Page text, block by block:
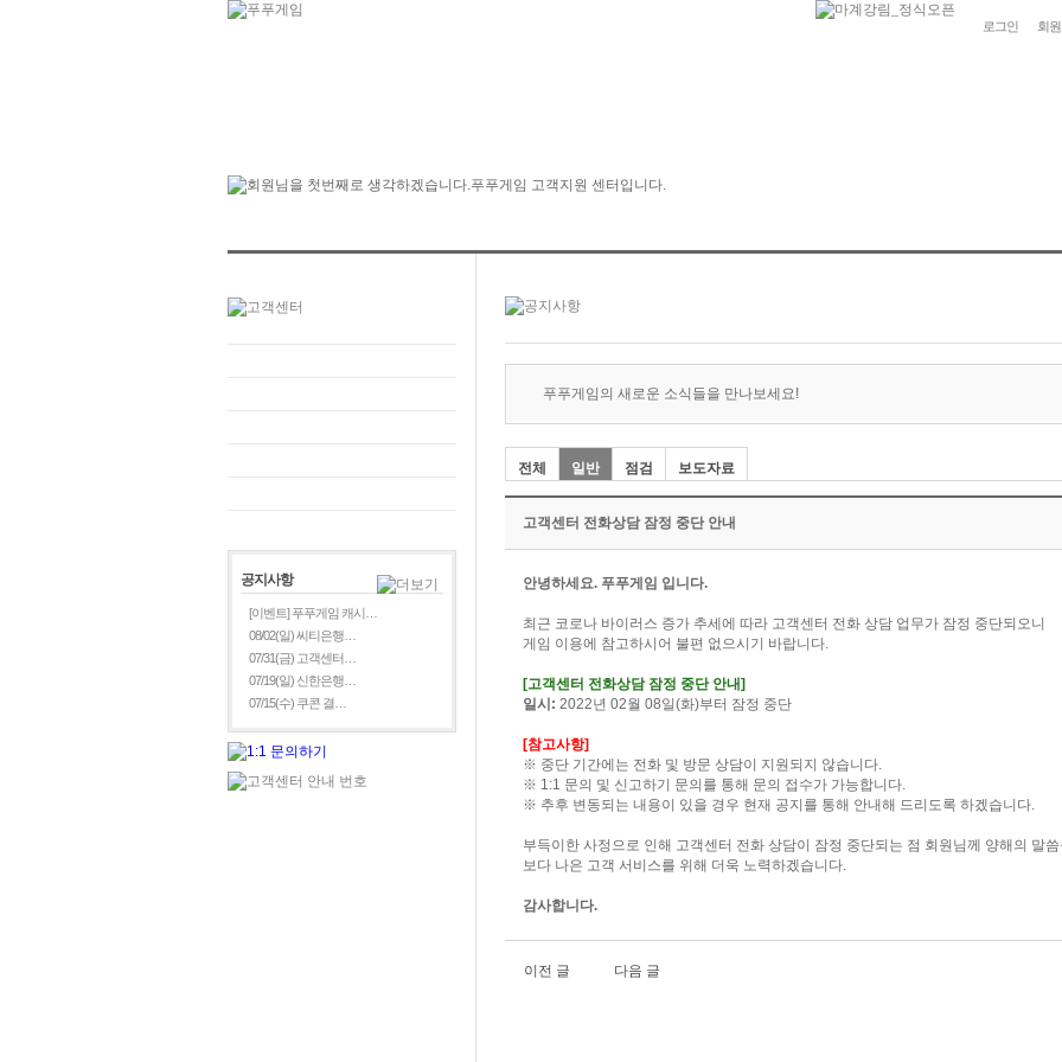
로그인 회
공지사항
[이벤트] 푸푸게임 캐시…
08/02(일) 씨티은행…
07/31(금) 고객센터…
07/19(일) 신한은행…
07/15(수) 쿠콘 결…
푸푸게임의 새로운 소식들을 만나보세요!
전체 일반 점검 보도자료
고객센터 전화상담 잠정 중단 안내
안녕하세요. 푸푸게임 입니다.
최근 코로나 바이러스 증가 추세에 따라 고객센터 전화 상담 업무가 잠정 중단되오니
게임 이용에 참고하시어 불편 없으시기 바랍니다.
[고객센터 전화상담 잠정 중단 안내]
일시: 2022년 02월 08일(화)부터 잠정 중단
[참고사항]
※ 중단 기간에는 전화 및 방문 상담이 지원되지 않습니다.
※ 1:1 문의 및 신고하기 문의를 통해 문의 접수가 가능합니다.
※ 추후 변동되는 내용이 있을 경우 현재 공지를 통해 안내해 드리도록 하겠습니다.
부득이한 사정으로 인해 고객센터 전화 상담이 잠정 중단되는 점 회원님께 양해의 말
보다 나은 고객 서비스를 위해 더욱 노력하겠습니다.
감사합니다.
이전 글 다음 글